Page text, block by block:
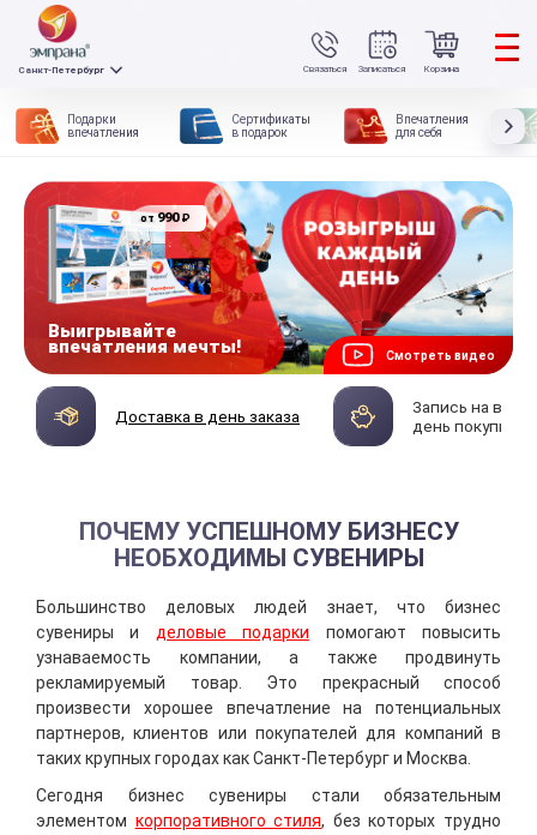
Связаться
Санкт-Петербург Записаться Корзина
Подарки
впечатления
Сертификаты
в подарок
Впечатления
для себя
Смотреть видео
от 990₽
Выигрывайте
впечатления мечты!
Доставка в день заказа
Запись на
день покупки
ПОЧЕМУ УСПЕШНОМУ БИЗНЕСУ
НЕОБХОДИМЫ СУВЕНИРЫ
Большинство деловых людей знает, что бизнес
сувениры и деловые подарки помогают повысить
узнаваемость компании, а также продвинуть
рекламируемый товар. Это прекрасный способ
произвести хорошее впечатление на потенциальных
партнеров, клиентов или покупателей для компаний в
таких крупных городах как Санкт-Петербург и Москва.
Сегодня бизнес сувениры стали обязательным
элементом корпоративного стиля, без которых трудно